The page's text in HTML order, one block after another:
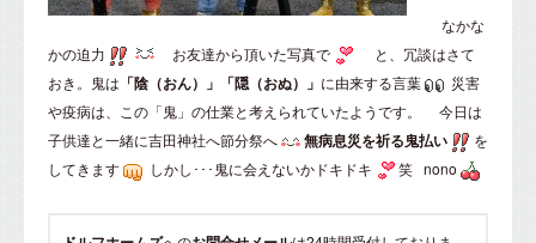
なかな
かの迫力
お友達から頂いた写真で
と、冗談はさて
おき。鬼は 「陰（おん）」「隠（おぬ）」 に由来する言葉
災害
や疫病は、この「鬼」の仕業と考えられていたようです。 今日は
子供達と一緒に吉田神社へ節分祭へ 無病息災を祈る鬼払い
を
してきます
しかし･･･鬼に会えないかドキドキ 笑 nono